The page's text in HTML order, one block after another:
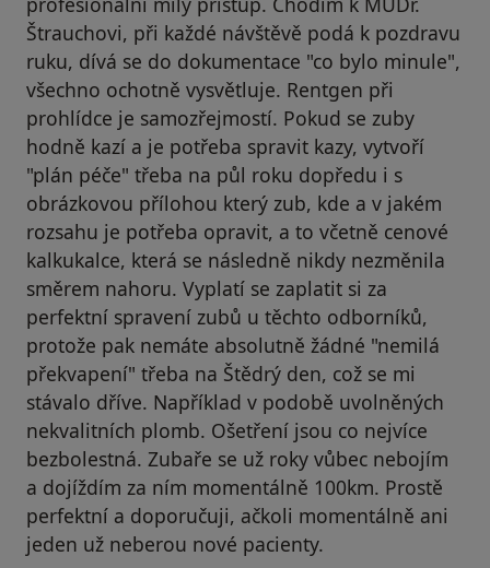
Štrauchovi, při každé návštěvě podá k pozdravu
ruku, dívá se do dokumentace "co bylo minule",
všechno ochotně vysvětluje. Rentgen při
prohlídce je samozřejmostí. Pokud se zuby
hodně kazí a je potřeba spravit kazy, vytvoří
"plán péče" třeba na půl roku dopředu i s
obrázkovou přílohou který zub, kde a v jakém
rozsahu je potřeba opravit, a to včetně cenové
kalkukalce, která se následně nikdy nezměnila
směrem nahoru. Vyplatí se zaplatit si za
perfektní spravení zubů u těchto odborníků,
protože pak nemáte absolutně žádné "nemilá
překvapení" třeba na Štědrý den, což se mi
stávalo dříve. Například v podobě uvolněných
nekvalitních plomb. Ošetření jsou co nejvíce
bezbolestná. Zubaře se už roky vůbec nebojím
a dojíždím za ním momentálně 100km. Prostě
perfektní a doporučuji, ačkoli momentálně ani
jeden už neberou nové pacienty.